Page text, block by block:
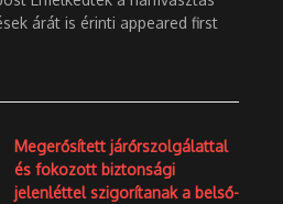
árát is érinti appeared first
Megerősített járőrszolgálattal
és fokozott biztonsági
jelenléttel szigorítanak a belső-